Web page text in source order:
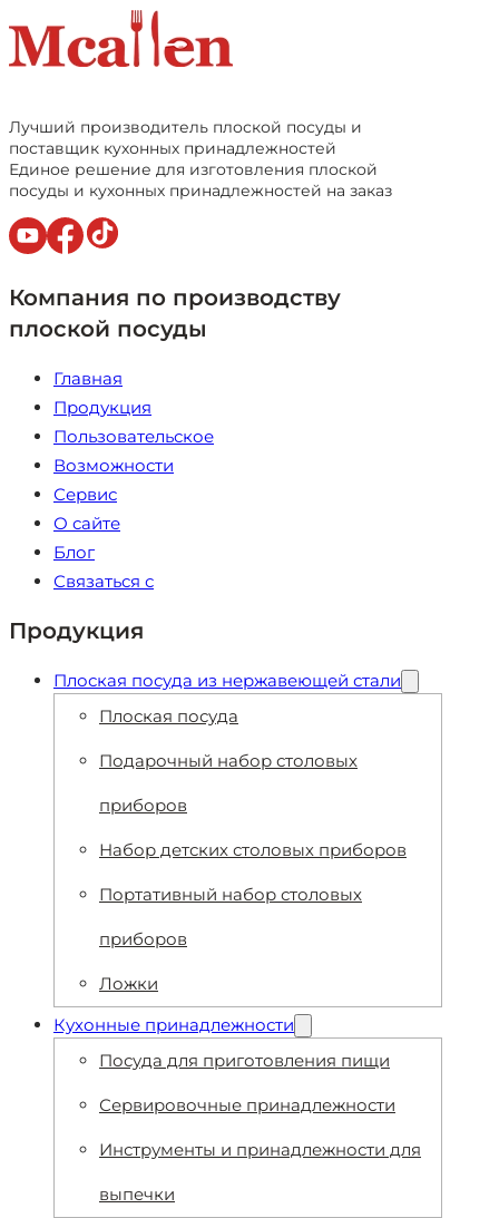
Лучший производитель плоской посуды и
поставщик кухонных принадлежностей
Единое решение для изготовления плоской
посуды и кухонных принадлежностей на заказ
Компания по производству
плоской посуды
Главная
Продукция
Пользовательское
Возможности
Сервис
О сайте
Блог
Связаться с
Продукция
Плоская посуда из нержавеющей стали
Плоская посуда
Подарочный набор столовых
приборов
Набор детских столовых приборов
Портативный набор столовых
приборов
Ложки
Кухонные принадлежности
Посуда для приготовления пищи
Сервировочные принадлежности
Инструменты и принадлежности для
выпечки